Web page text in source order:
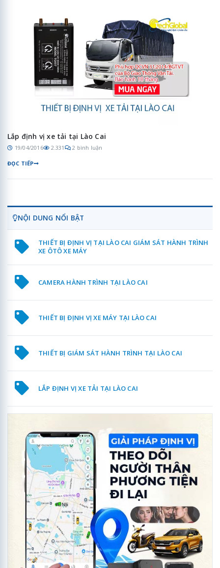
Lắp định vị xe tải tại Lào Cai
19/04/2016 2.331 2 bình luận
ĐỌC TIẾP
NỘI DUNG NỔI BẬT
THIẾT BỊ ĐỊNH VỊ TẠI LÀO CAI GIÁM SÁT HÀNH TRÌNH
XE ÔTÔ XE MÁY
CAMERA HÀNH TRÌNH TẠI LÀO CAI
THIẾT BỊ ĐỊNH VỊ XE MÁY TẠI LÀO CAI
THIẾT BỊ GIÁM SÁT HÀNH TRÌNH TẠI LÀO CAI
LẮP ĐỊNH VỊ XE TẢI TẠI LÀO CAI